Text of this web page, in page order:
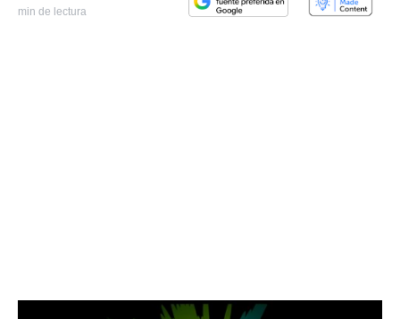
min de lectura